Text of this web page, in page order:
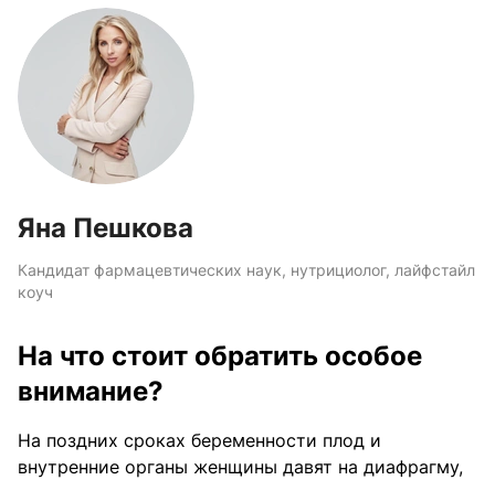
Яна Пешкова
Кандидат фармацевтических наук, нутрициолог, лайфстайл
коуч
На что стоит обратить особое
внимание?
На поздних сроках беременности плод и
внутренние органы женщины давят на диафрагму,